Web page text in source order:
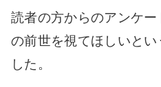
読者の方からのアンケ
の前世を視てほしいと
した。